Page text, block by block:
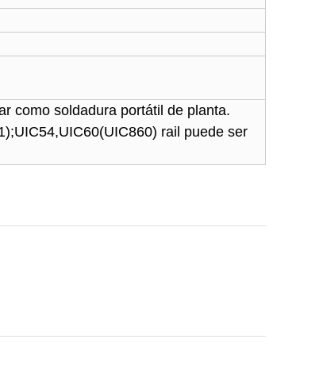
como soldadura portátil de planta.
);UIC54,UIC60(UIC860) rail puede ser